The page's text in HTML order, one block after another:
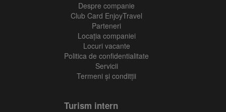
Despre companie
Club Card EnjoyTravel
Parteneri
Locaţia companiei
Locuri vacante
Politica de confidentialitate
Servicii
Termeni și conditții
Turism intern